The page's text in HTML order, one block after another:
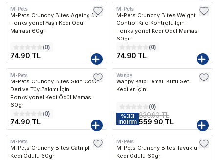
M-Pets
M-Pets Crunchy Bites Ageing 5+
Fonksiyonel Yaşlı Kedi Ödül
Maması 60gr
(0)
74.90 TL
M-Pets
M-Pets Crunchy Bites Weight
Control Kilo Kontrolü İçin
Fonksiyonel Kedi Ödül Maması
60gr
(0)
74.90 TL
M-Pets
M-Pets Crunchy Bites Skin Coat
Deri ve Tüy Bakımı İçin
Fonksiyonel Kedi Ödül Maması
60gr
(0)
74.90 TL
Wanpy
Wanpy Kalp Temalı Kutu Seti
Kediler İçin
(0)
%33
İndirim
839.90 TL
559.90 TL
M-Pets
M-Pets Crunchy Bites Catnipli
Kedi Ödülü 60gr
M-Pets
M-Pets Crunchy Bites Tavuklu
Kedi Ödülü 60gr